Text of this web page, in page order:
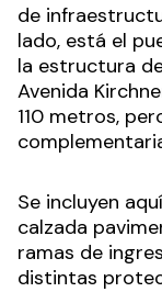
de
lado, está el
la estructura
Avenida
110 metros,
Se incluyen
calzada
ramas de
distintas